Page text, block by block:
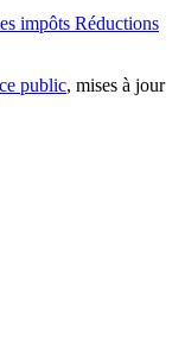
impôts Réductions
public, mises à jour